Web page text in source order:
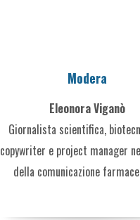
Modera
Eleonora Viganò
Giornalista scientifica,
copywriter e project manager
della comunicazione